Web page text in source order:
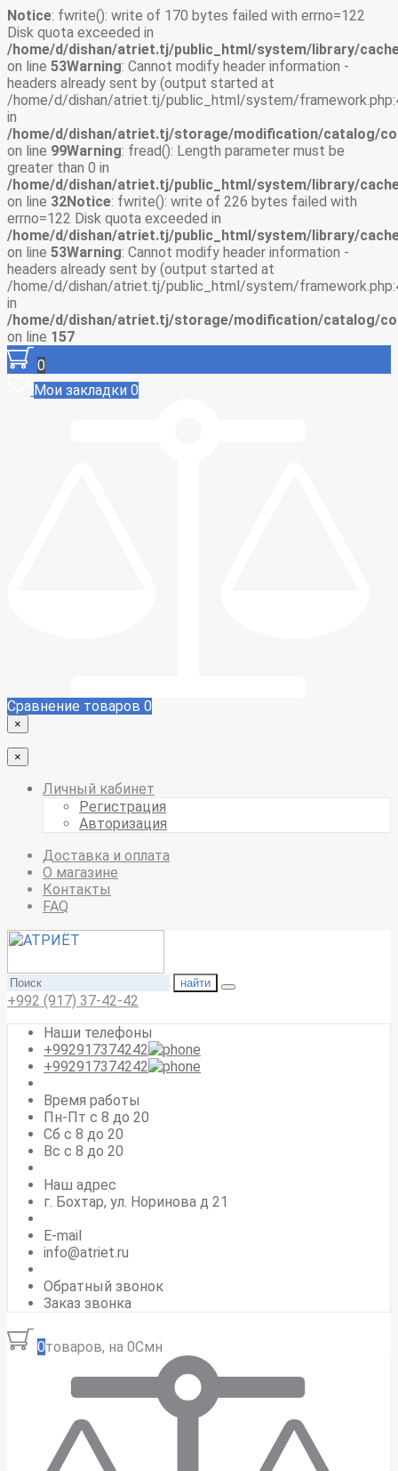
Notice: fwrite(): write of 170 bytes failed with errno=122
Disk quota exceeded in
/home/d/dishan/atriet.tj/public_html/system/library/
on line 53Warning: Cannot modify header information -
headers already sent by (output started at
/home/d/dishan/atriet.tj/public_html/system/
in
/home/d/dishan/atriet.tj/storage/modification/catalog/
on line 99Warning: fread(): Length parameter must be
greater than 0 in
/home/d/dishan/atriet.tj/public_html/system/library/
on line 32Notice: fwrite(): write of 226 bytes failed with
errno=122 Disk quota exceeded in
/home/d/dishan/atriet.tj/public_html/system/library/
on line 53Warning: Cannot modify header information -
headers already sent by (output started at
/home/d/dishan/atriet.tj/public_html/system/
in
/home/d/dishan/atriet.tj/storage/modification/catalog/
on line 157
0
Мои закладки 0
Сравнение товаров 0
×
×
Личный кабинет
Регистрация
Авторизация
Доставка и оплата
О магазине
Контакты
FAQ
найти
+992 (917) 37-42-42
Наши телефоны
+992917374242
+992917374242
Время работы
Пн-Пт с 8 до 20
Сб с 8 до 20
Вс c 8 до 20
Наш адрес
г. Бохтар, ул. Норинова д 21
E-mail
info@atriet.ru
Обратный звонок
Заказ звонка
0товаров, на 0Смн